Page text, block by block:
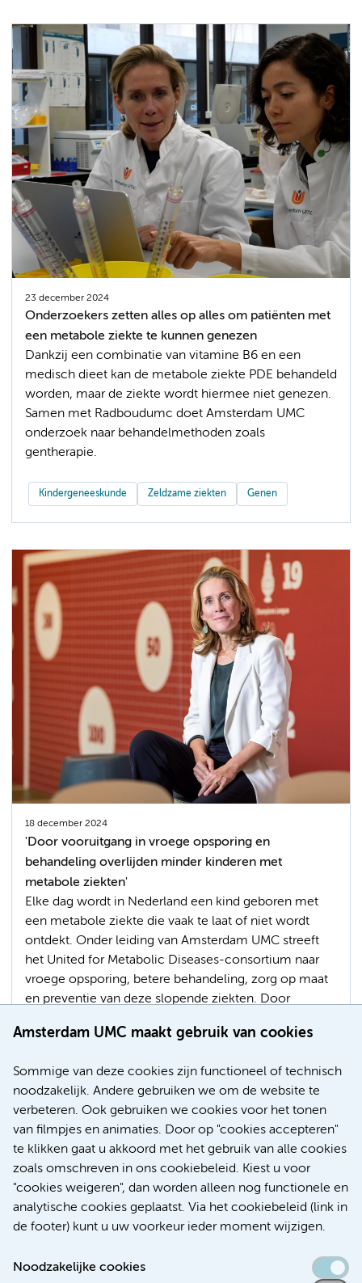
Amsterdam UMC maakt gebruik van cookies
Sommige van deze cookies zijn functioneel of technisch
noodzakelijk. Andere gebruiken we om de website te
verbeteren. Ook gebruiken we cookies voor het tonen
van filmpjes en animaties. Door op "cookies accepteren"
te klikken gaat u akkoord met het gebruik van alle cookies
zoals omschreven in ons cookiebeleid. Kiest u voor
"cookies weigeren", dan worden alleen nog functionele en
analytische cookies geplaatst. Via het cookiebeleid (link in
de footer) kunt u uw voorkeur ieder moment wijzigen.
Noodzakelijke cookies
23 december 2024
Onderzoekers zetten alles op alles om patiënten met
een metabole ziekte te kunnen genezen
Dankzij een combinatie van vitamine B6 en een
medisch dieet kan de metabole ziekte PDE behandeld
worden, maar de ziekte wordt hiermee niet genezen.
Samen met Radboudumc doet Amsterdam UMC
onderzoek naar behandelmethoden zoals
gentherapie.
Kindergeneeskunde Zeldzame ziekten Genen
18 december 2024
'Door vooruitgang in vroege opsporing en
behandeling overlijden minder kinderen met
metabole ziekten'
Elke dag wordt in Nederland een kind geboren met
een metabole ziekte die vaak te laat of niet wordt
ontdekt. Onder leiding van Amsterdam UMC streeft
het United for Metabolic Diseases-consortium naar
vroege opsporing, betere behandeling, zorg op maat
en preventie van deze slopende ziekten. Door
inmiddels grote stappen worden gezet voor patiënten
Kindergeneeskunde
Kunstmatige intelligentie (AI)
Meer